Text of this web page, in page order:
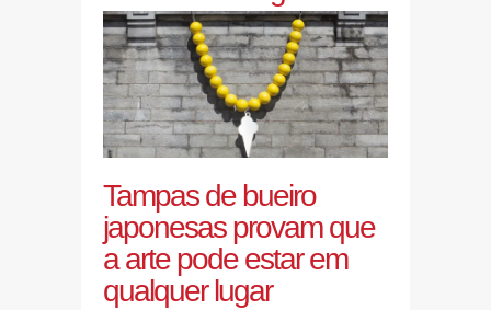
Tampas de bueiro
japonesas provam que
a arte pode estar em
qualquer lugar